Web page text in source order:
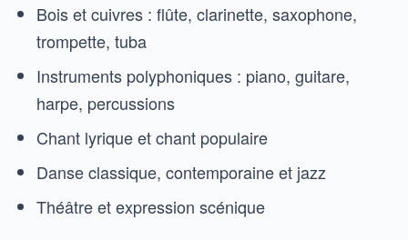
Bois et cuivres : flûte, clarinette, saxophone,
trompette, tuba
Instruments polyphoniques : piano, guitare,
harpe, percussions
Chant lyrique et chant populaire
Danse classique, contemporaine et jazz
Théâtre et expression scénique